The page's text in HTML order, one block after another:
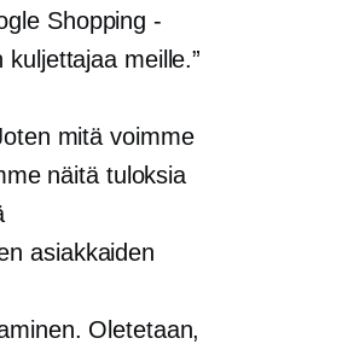
Shopping -
meille.”
mitä voimme
näitä tuloksia
asiakkaiden
Oletetaan,